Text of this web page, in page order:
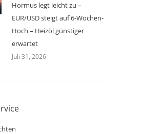
Hormus legt leicht zu –
EUR/USD steigt auf 6-Wochen-
Hoch – Heizöl günstiger
erwartet
Juli 31, 2026